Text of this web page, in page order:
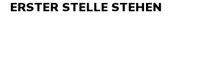
ERSTER STELLE STEHEN